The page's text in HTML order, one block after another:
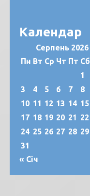
Календар
Серпень 2026
Пн Вт Ср Чт Пт Сб
1
3
4 5 6 7 8
10 11 12 13 14 15
17 18 19 20 21 22
24 25 26 27 28 29
31
« Січ